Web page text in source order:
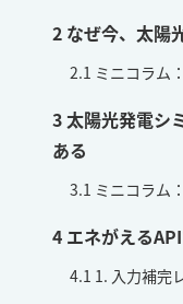
2 なぜ今、太陽
2.1 ミニコラム
3 太陽光発電シ
ある
3.1 ミニコラム
4 エネがえる
4.1 1. 入力補完